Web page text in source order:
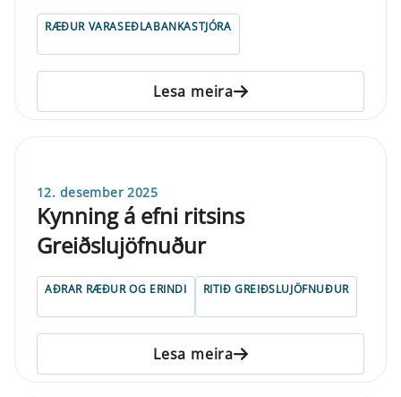
RÆÐUR VARASEÐLABANKASTJÓRA
Lesa meira
12. desember 2025
Kynning á efni ritsins
Greiðslujöfnuður
AÐRAR RÆÐUR OG ERINDI RITIÐ GREIÐSLUJÖFNUÐUR
Lesa meira